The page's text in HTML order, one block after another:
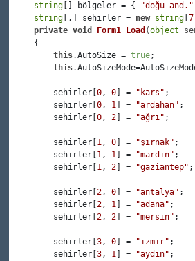
string [] bölgeler = { "doğu and."
string [,] sehirler = new string 7
private void Form1_Load (object
     {
this.AutoSize = true;
this
         sehirler[
0, 0 ] = "kars" ;
         sehirler[
0, 1 ] = "ardahan" ;
         sehirler[
0, 2 ] = "ağrı" ;
         sehirler[
1, 0 ] = "şırnak" ;
         sehirler[
1, 1 ] = "mardin" ;
         sehirler[
1, 2 ] = "gaziantep" ;
         sehirler[
2, 0 ] = "antalya" ;
         sehirler[
2, 1 ] = "adana" ;
         sehirler[
2, 2 ] = "mersin" ;
         sehirler[
3, 0 ] = "izmir" ;
         sehirler[
3, 1 ] = "aydın" ;